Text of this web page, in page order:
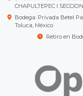
CHAPULTEPEC I
Bodega: Privada Betel
Toluca, México
Retiro en